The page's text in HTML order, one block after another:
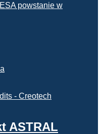
powstanie w
ASTRAL